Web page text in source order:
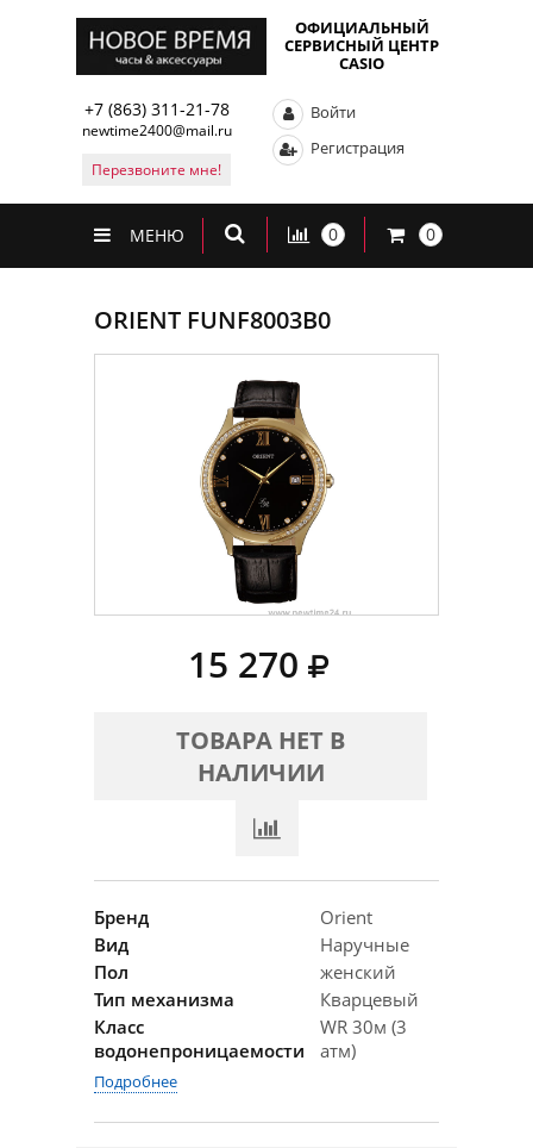
ОФИЦИАЛЬНЫЙ
СЕРВИСНЫЙ ЦЕНТР
CASIO
+7 (863) 311-21-78
newtime2400@mail.ru
Перезвоните мне!
Войти
Регистрация
МЕНЮ 0 0
ORIENT FUNF8003B0
15 270
ТОВАРА НЕТ В
НАЛИЧИИ
Бренд
Orient
Вид
Наручные
Пол
женский
Тип механизма
Кварцевый
Класс
водонепроницаемости
WR 30м (3
атм)
Подробнее